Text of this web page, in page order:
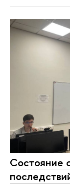
Состояние